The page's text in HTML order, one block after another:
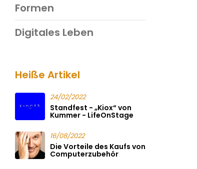
Formen
Digitales Leben
Heiße Artikel
24/02/2022
Standfest - „Kiox“ von
Kummer - LifeOnStage
16/08/2022
Die Vorteile des Kaufs von
Computerzubehör